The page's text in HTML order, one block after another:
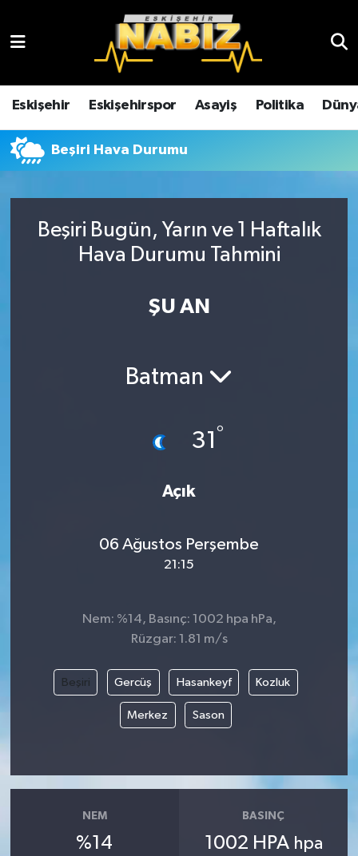
Eskişehir Eskişehirspor Asayiş Politika
Beşiri Hava Durumu
Beşiri Bugün, Yarın ve 1 Haftalık
Hava Durumu Tahmini
ŞU AN
Batman
31 °
Açık
06 Ağustos Perşembe
21:15
Nem: %14, Basınç: 1002 hpa hPa,
Rüzgar: 1.81 m/s
Beşiri Gercüş Hasankeyf Kozluk
Merkez Sason
NEM
%14
BASINÇ
1002 HPA hpa
Çevre
Dünya
Ekonomi
Eskişehir
Yaşam
Eskişehir Hava Durumu
Eskişehir Trafik Yoğunluk Haritası
TFF 3.Lig 4.Grup Puan Durumu ve Fikstür
Son Dakika Haberleri
Haber Arşivi